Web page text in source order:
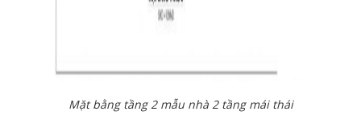
Mặt bằng tầng 2 mẫu nhà 2 tầng mái thái